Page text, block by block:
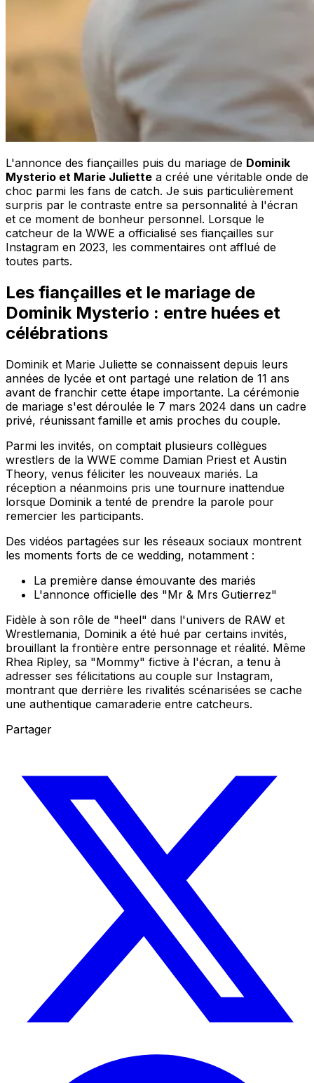
L'annonce des fiançailles puis du mariage de Dominik
Mysterio et Marie Juliette a créé une véritable onde de
choc parmi les fans de catch. Je suis particulièrement
surpris par le contraste entre sa personnalité à l'écran
et ce moment de bonheur personnel. Lorsque le
catcheur de la WWE a officialisé ses fiançailles sur
Instagram en 2023, les commentaires ont afflué de
toutes parts.
Les fiançailles et le mariage de
Dominik Mysterio : entre huées et
célébrations
Dominik et Marie Juliette se connaissent depuis leurs
années de lycée et ont partagé une relation de 11 ans
avant de franchir cette étape importante. La cérémonie
de mariage s'est déroulée le 7 mars 2024 dans un cadre
privé, réunissant famille et amis proches du couple.
Parmi les invités, on comptait plusieurs collègues
wrestlers de la WWE comme Damian Priest et Austin
Theory, venus féliciter les nouveaux mariés. La
réception a néanmoins pris une tournure inattendue
lorsque Dominik a tenté de prendre la parole pour
remercier les participants.
Des vidéos partagées sur les réseaux sociaux montrent
les moments forts de ce wedding, notamment :
La première danse émouvante des mariés
L'annonce officielle des "Mr & Mrs Gutierrez"
Fidèle à son rôle de "heel" dans l'univers de RAW et
Wrestlemania, Dominik a été hué par certains invités,
brouillant la frontière entre personnage et réalité. Même
Rhea Ripley, sa "Mommy" fictive à l'écran, a tenu à
adresser ses félicitations au couple sur Instagram,
montrant que derrière les rivalités scénarisées se cache
une authentique camaraderie entre catcheurs.
Partager